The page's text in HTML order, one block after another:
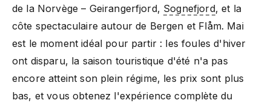
de la Norvège – Geirangerfjord, Sognefjord, et la
côte spectaculaire autour de Bergen et Flåm. Mai
est le moment idéal pour partir : les foules d'hiver
ont disparu, la saison touristique d'été n'a pas
encore atteint son plein régime, les prix sont plus
bas, et vous obtenez l'expérience complète du